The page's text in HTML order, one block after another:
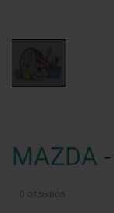
MAZDA
0 отзывов